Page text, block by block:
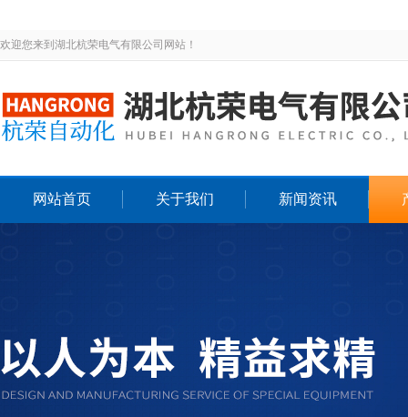
欢迎您来到湖北杭荣电气有限公司网站！
网站首页 关于我们 新闻资讯